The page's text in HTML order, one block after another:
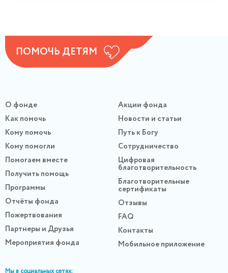
ПОМОЧЬ ДЕТЯМ
О фонде
Как помочь
Кому помочь
Кому помогли
Помогаем вместе
Получить помощь
Программы
Отчёты фонда
Пожертвования
Партнеры и Друзья
Мероприятия фонда
Акции фонда
Новости и статьи
Путь к Богу
Сотрудничество
Цифровая
благотворительность
Благотворительные
сертификаты
Отзывы
FAQ
Контакты
Мобильное приложение
Мы в социальных сетях: